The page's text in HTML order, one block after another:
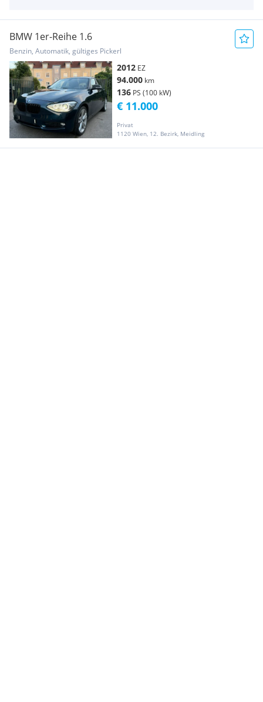
BMW 1er-Reihe 1.6
Benzin, Automatik, gültiges Pickerl
2012 EZ
94.000 km
136 PS (100 kW)
Privat
1120 Wien, 12. Bezirk, Meidling
€ 11.000